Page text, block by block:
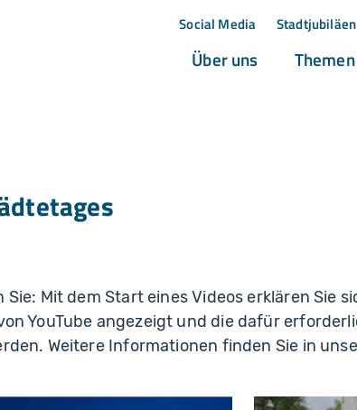
Social Media Stadtjubiläen
Über uns(current)Themen
Mit dem Start eines Videos erklären Sie
YouTube angezeigt und die dafür
Weitere Informationen finden Sie in